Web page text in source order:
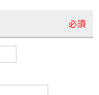
必須